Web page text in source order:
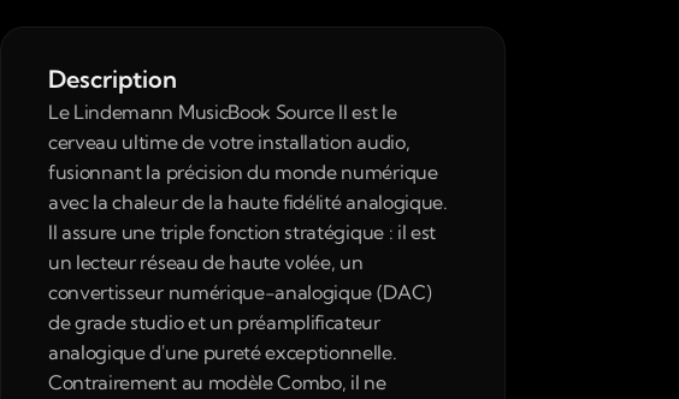
Description
Le Lindemann MusicBook Source II est le
cerveau ultime de votre installation audio,
fusionnant la précision du monde numérique
avec la chaleur de la haute fidélité analogique.
Il assure une triple fonction stratégique : il est
un lecteur réseau de haute volée, un
convertisseur numérique-analogique (DAC)
de grade studio et un préamplificateur
analogique d'une pureté exceptionnelle.
Contrairement au modèle Combo, il ne